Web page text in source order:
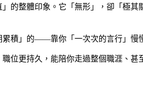
」的整體印象。它「無形」，卻「
積」的——靠你「一次次的言行」慢
更持久，能陪你走過整個職涯、